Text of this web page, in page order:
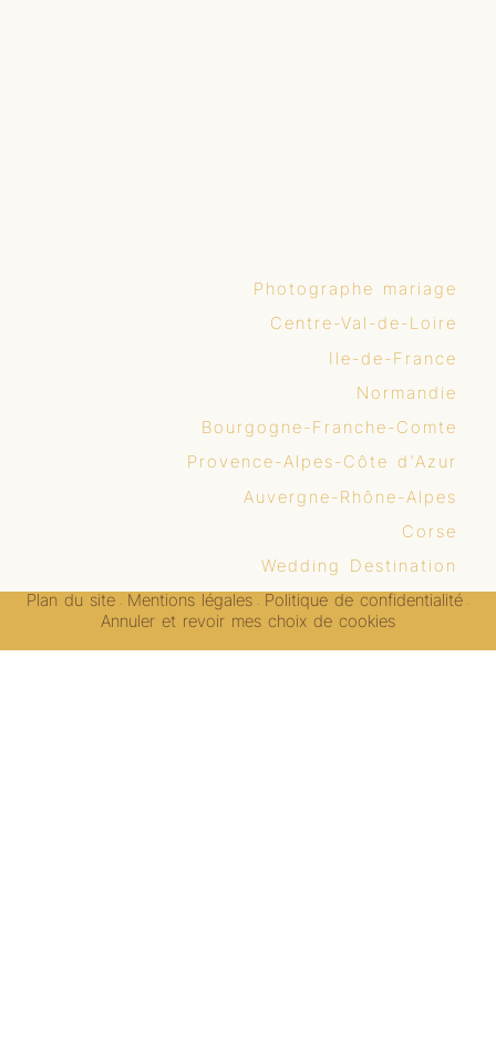
Photographe mariage
Centre-Val-de-Loire
Ile-de-France
Normandie
Bourgogne-Franche-Comte
Provence-Alpes-Côte d'Azur
Auvergne-Rhône-Alpes
Corse
Wedding Destination
Plan du site- Mentions légales- Politique de confidentialité-
Annuler et revoir mes choix de cookies